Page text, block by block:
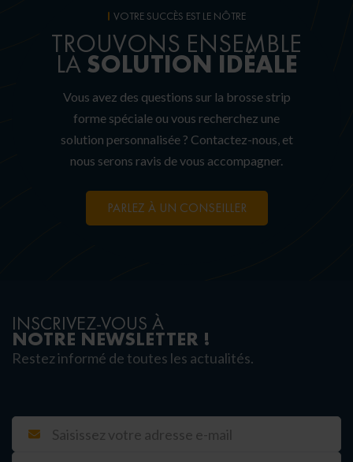
VOTRE SUCCÈS EST LE NÔTRE
TROUVONS ENSEMBLE
LA SOLUTION IDÉALE
Vous avez des questions sur la brosse strip
forme spéciale ou vous recherchez une
solution personnalisée ? Contactez-nous, et
nous serons ravis de vous accompagner.
PARLEZ À UN CONSEILLER
INSCRIVEZ-VOUS À
NOTRE NEWSLETTER !
Restez informé de toutes les actualités.